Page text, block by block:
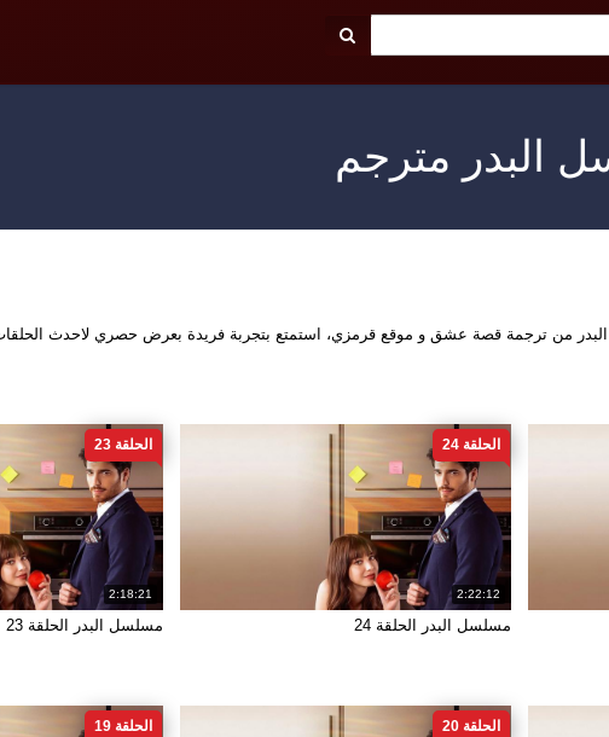
البدر مترجم
من ترجمة قصة عشق و موقع قرمزي، استمتع بتجربة فريدة بعرض حصري لاحدث
2:22:12
الحلقة 24
مسلسل البدر الحلقة 24
2:18:21
الحلقة 23
مسلسل البدر الحلقة 23
الحلقة 20 الحلقة 19